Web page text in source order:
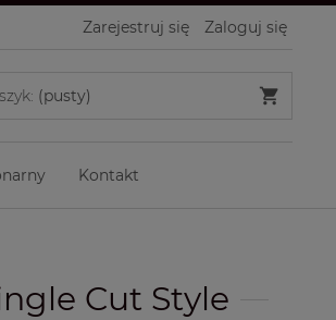
Zarejestruj się Zaloguj się
(pusty)
Kontakt
Cut Style